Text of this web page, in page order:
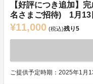
【好評につき追加】
名さまご招待) 1月13
¥11,000 (税込)残り5
ご提供予定時期：2025年1月